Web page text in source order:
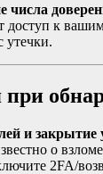
числа
доступ к
утечки.
при
и закрытие
о
2FA/